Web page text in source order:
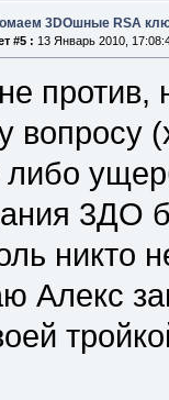
3DOшные RSA
#5 : 13 Январь 2010,
против,
вопросу
либо
3ДО
никто
Алекс